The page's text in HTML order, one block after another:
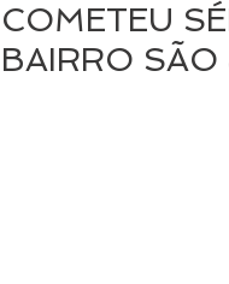
COMETEU
BAIRRO SÃO